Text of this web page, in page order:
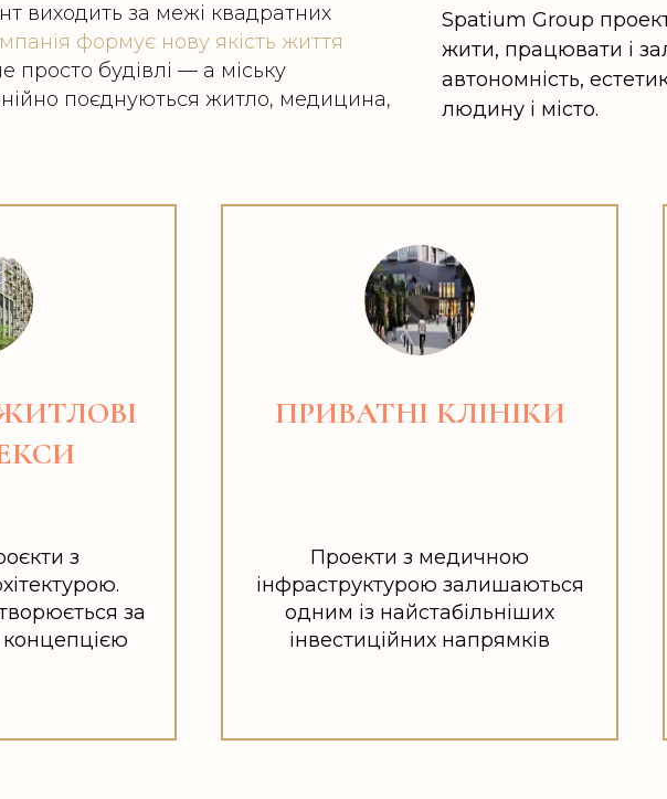
виходить за межі квадратних
формує нову якість життя
просто будівлі — а міську
поєднуються житло, медицина,
Spatium Group
жити, працювати і
автономність,
людину і місто.
з
за
ПРИВАТНІ КЛІНІКИ
Проекти з медичною
інфраструктурою залишаються
одним із найстабільніших
інвестиційних напрямків